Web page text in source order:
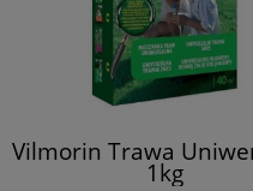
Vilmorin Trawa
1kg